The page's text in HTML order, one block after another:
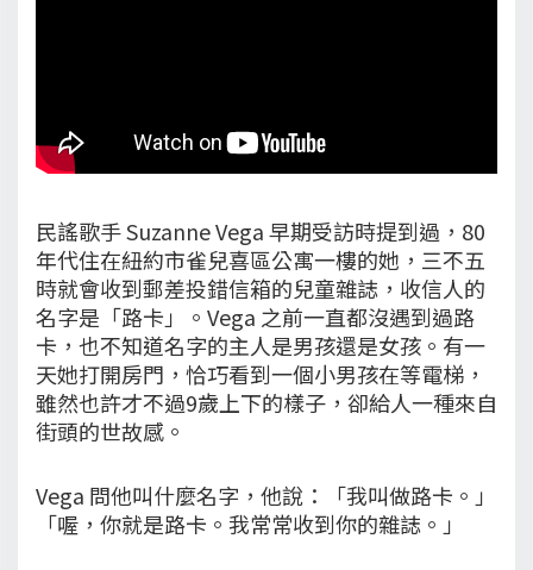
民謠歌手 Suzanne Vega 早期受訪時提到過，80
年代住在紐約市雀兒喜區公寓一樓的她，三不五
時就會收到郵差投錯信箱的兒童雜誌，收信人的
名字是「路卡」。Vega 之前一直都沒遇到過路
卡，也不知道名字的主人是男孩還是女孩。有一
天她打開房門，恰巧看到一個小男孩在等電梯，
雖然也許才不過9歲上下的樣子，卻給人一種來自
街頭的世故感。
Vega 問他叫什麼名字，他說：「我叫做路卡。」
「喔，你就是路卡。我常常收到你的雜誌。」